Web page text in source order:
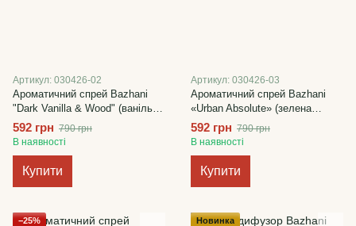
Артикул: 030426-02
Ароматичний спрей Bazhani
"Dark Vanilla & Wood" (ваніль
та дерево), 275 мл
592 грн 790 грн
В наявності
Купити
Артикул: 030426-03
Ароматичний спрей Bazhani
«Urban Absolute» (зелена
свіжість та мускус), 275 мл
592 грн 790 грн
В наявності
Купити
−25% Новинка